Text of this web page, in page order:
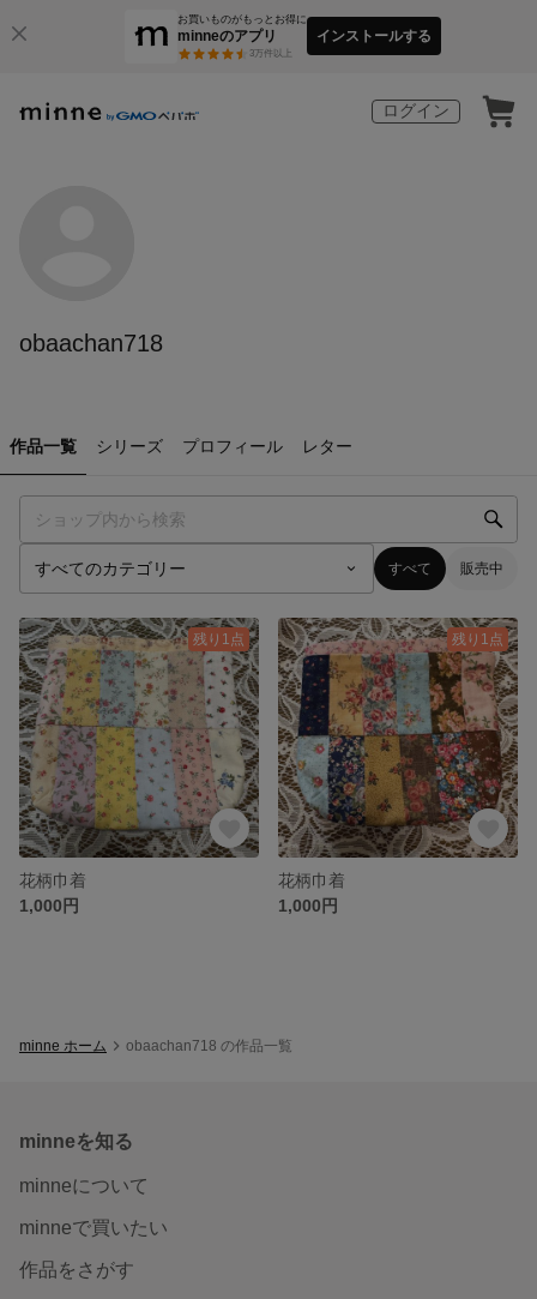
お買いものがもっとお得に
minneのアプリ
3万件以上
インストールする
ログイン
obaachan718
作品一覧 シリーズ プロフィール レター
すべて 販売中
残り1点
花柄巾着
1,000円
残り1点
花柄巾着
1,000円
minne ホーム obaachan718 の作品一覧
minneを知る
minneについて
minneで買いたい
作品をさがす